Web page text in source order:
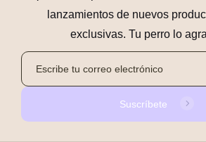
lanzamientos de nuevos
exclusivas. Tu perro lo
Suscríbete